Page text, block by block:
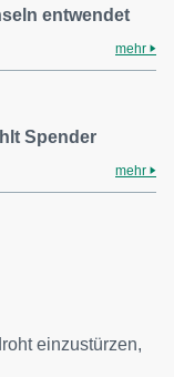
entwendet
mehr
Spender
mehr
einzustürzen,